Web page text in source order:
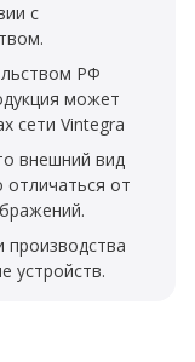
с
РФ
может
сети Vintegra
внешний вид
от
производства
устройств.